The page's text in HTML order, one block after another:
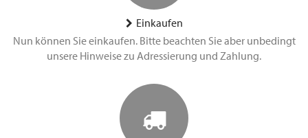
Einkaufen
Nun können Sie einkaufen. Bitte beachten Sie aber unbedingt
unsere Hinweise zu Adressierung und Zahlung.